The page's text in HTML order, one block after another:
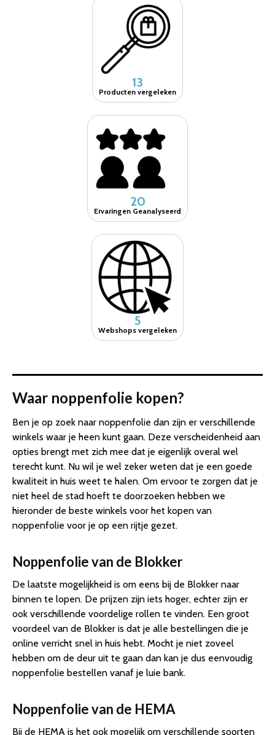
13
Producten vergeleken
20
Ervaringen Geanalyseerd
5
Webshops vergeleken
Waar noppenfolie kopen?
Ben je op zoek naar noppenfolie dan zijn er verschillende
winkels waar je heen kunt gaan. Deze verscheidenheid aan
opties brengt met zich mee dat je eigenlijk overal wel
terecht kunt. Nu wil je wel zeker weten dat je een goede
kwaliteit in huis weet te halen. Om ervoor te zorgen dat je
niet heel de stad hoeft te doorzoeken hebben we
hieronder de beste winkels voor het kopen van
noppenfolie voor je op een rijtje gezet.
Noppenfolie van de Blokker
De laatste mogelijkheid is om eens bij de Blokker naar
binnen te lopen. De prijzen zijn iets hoger, echter zijn er
ook verschillende voordelige rollen te vinden. Een groot
voordeel van de Blokker is dat je alle bestellingen die je
online verricht snel in huis hebt. Mocht je niet zoveel
hebben om de deur uit te gaan dan kan je dus eenvoudig
noppenfolie bestellen vanaf je luie bank.
Noppenfolie van de HEMA
Bij de HEMA is het ook mogelijk om verschillende soorten